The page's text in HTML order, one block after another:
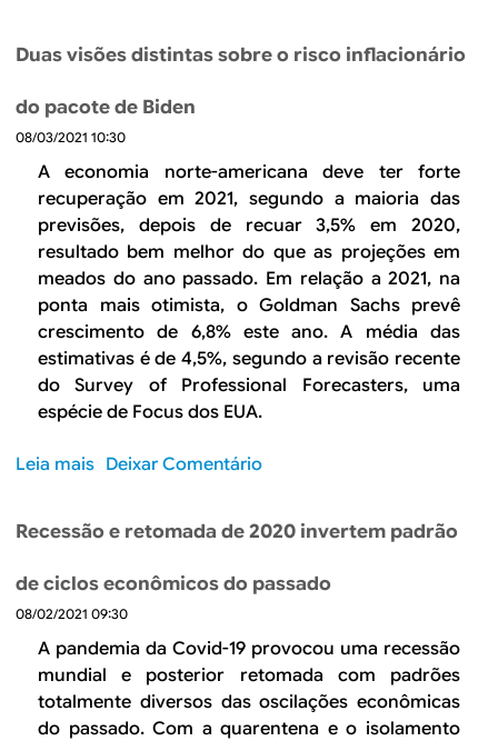
a
o
é
m
p
r
e
s
c
i
n
d
í
a
a
í
d
a
d
r
R
e
f
l
e
x
a
p
a
n
i
n
p
a
u
t
a
Duas visões distintas sobre o risco inflacionário
do pacote de Biden
08/03/2021 10:30
A economia norte-americana deve ter forte
recuperação em 2021, segundo a maioria das
previsões, depois de recuar 3,5% em 2020,
resultado bem melhor do que as projeções em
meados do ano passado. Em relação a 2021, na
ponta mais otimista, o Goldman Sachs prevê
crescimento de 6,8% este ano. A média das
estimativas é de 4,5%, segundo a revisão recente
do Survey of Professional Forecasters, uma
espécie de Focus dos EUA.
Leia mais
r
D
u
a
s
v
i
Deixar Comentário
Recessão e retomada de 2020 invertem padrão
de ciclos econômicos do passado
08/02/2021 09:30
A pandemia da Covid-19 provocou uma recessão
mundial e posterior retomada com padrões
totalmente diversos das oscilações econômicas
do passado. Com a quarentena e o isolamento